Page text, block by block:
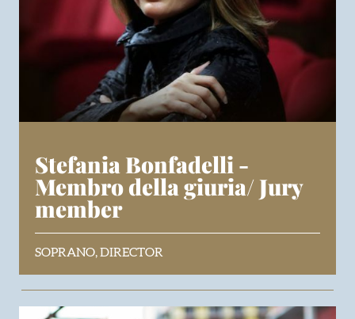
Stefania Bonfadelli -
Membro della giuria/ Jury
member
SOPRANO, DIRECTOR